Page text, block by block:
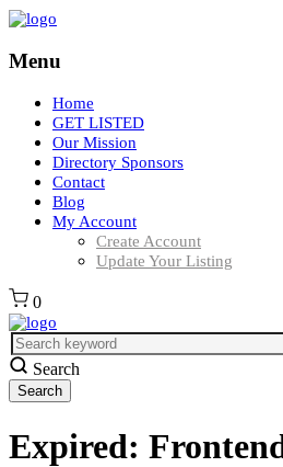
Menu
Home
GET LISTED
Our Mission
Directory Sponsors
Contact
Blog
My Account
Create Account
Update Your Listing
0
Search
Expired: